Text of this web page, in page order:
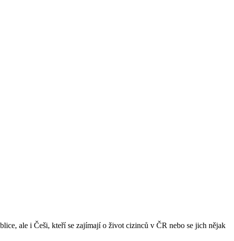
ale i Češi, kteří se zajímají o život cizinců v ČR nebo se jich nějak